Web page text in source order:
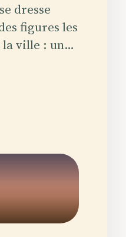
dresse
figures les
la ville : un…